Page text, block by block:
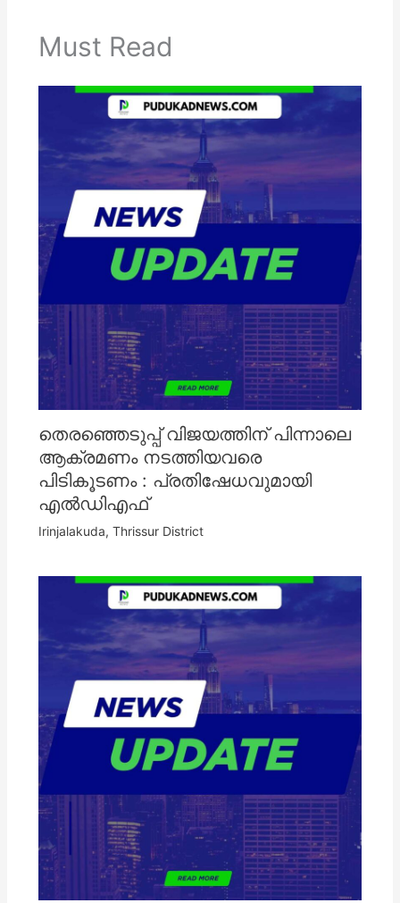
Must Read
തെരഞ്ഞെടുപ്പ് വിജയത്തിന് പിന്നാലെ
ആക്രമണം നടത്തിയവരെ
പിടികൂടണം : പ്രതിഷേധവുമായി
എൽഡിഎഫ്
Irinjalakuda, Thrissur District